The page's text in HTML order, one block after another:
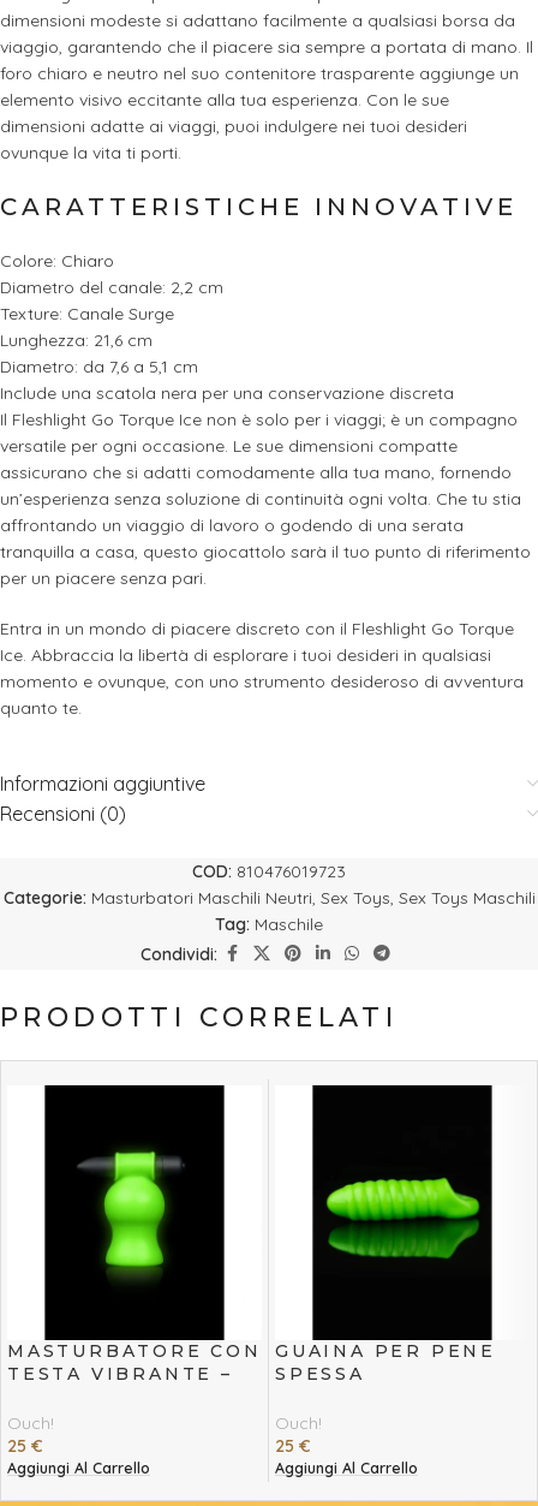
dimensioni modeste si adattano facilmente a qualsiasi borsa da
viaggio, garantendo che il piacere sia sempre a portata di mano. Il
foro chiaro e neutro nel suo contenitore trasparente aggiunge un
elemento visivo eccitante alla tua esperienza. Con le sue
dimensioni adatte ai viaggi, puoi indulgere nei tuoi desideri
ovunque la vita ti porti.
CARATTERISTICHE INNOVATIVE
Colore: Chiaro
Diametro del canale: 2,2 cm
Texture: Canale Surge
Lunghezza: 21,6 cm
Diametro: da 7,6 a 5,1 cm
Include una scatola nera per una conservazione discreta
Il Fleshlight Go Torque Ice non è solo per i viaggi; è un compagno
versatile per ogni occasione. Le sue dimensioni compatte
assicurano che si adatti comodamente alla tua mano, fornendo
un’esperienza senza soluzione di continuità ogni volta. Che tu stia
affrontando un viaggio di lavoro o godendo di una serata
tranquilla a casa, questo giocattolo sarà il tuo punto di riferimento
per un piacere senza pari.
Entra in un mondo di piacere discreto con il Fleshlight Go Torque
Ice. Abbraccia la libertà di esplorare i tuoi desideri in qualsiasi
momento e ovunque, con uno strumento desideroso di avventura
quanto te.
Informazioni aggiuntive
Recensioni (0)
COD: 810476019723
Categorie: Masturbatori Maschili Neutri, Sex Toys, Sex Toys Maschili
Tag: Maschile
Condividi:
PRODOTTI CORRELATI
MASTURBATORE CON
TESTA VIBRANTE –
Ouch!
25 €
Aggiungi Al Carrello
GUAINA PER PENE
SPESSA
SPIRALE –
FLUORESCENTE
Ouch!
25 €
Aggiungi Al Carrello